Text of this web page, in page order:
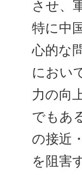
させ、
特に中
心的な
におい
力の向
でもあ
の接近
を阻害